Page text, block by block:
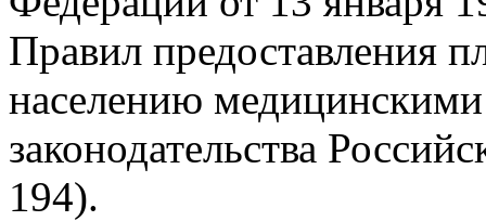
Правил предоставления
населению
законодательства
194).